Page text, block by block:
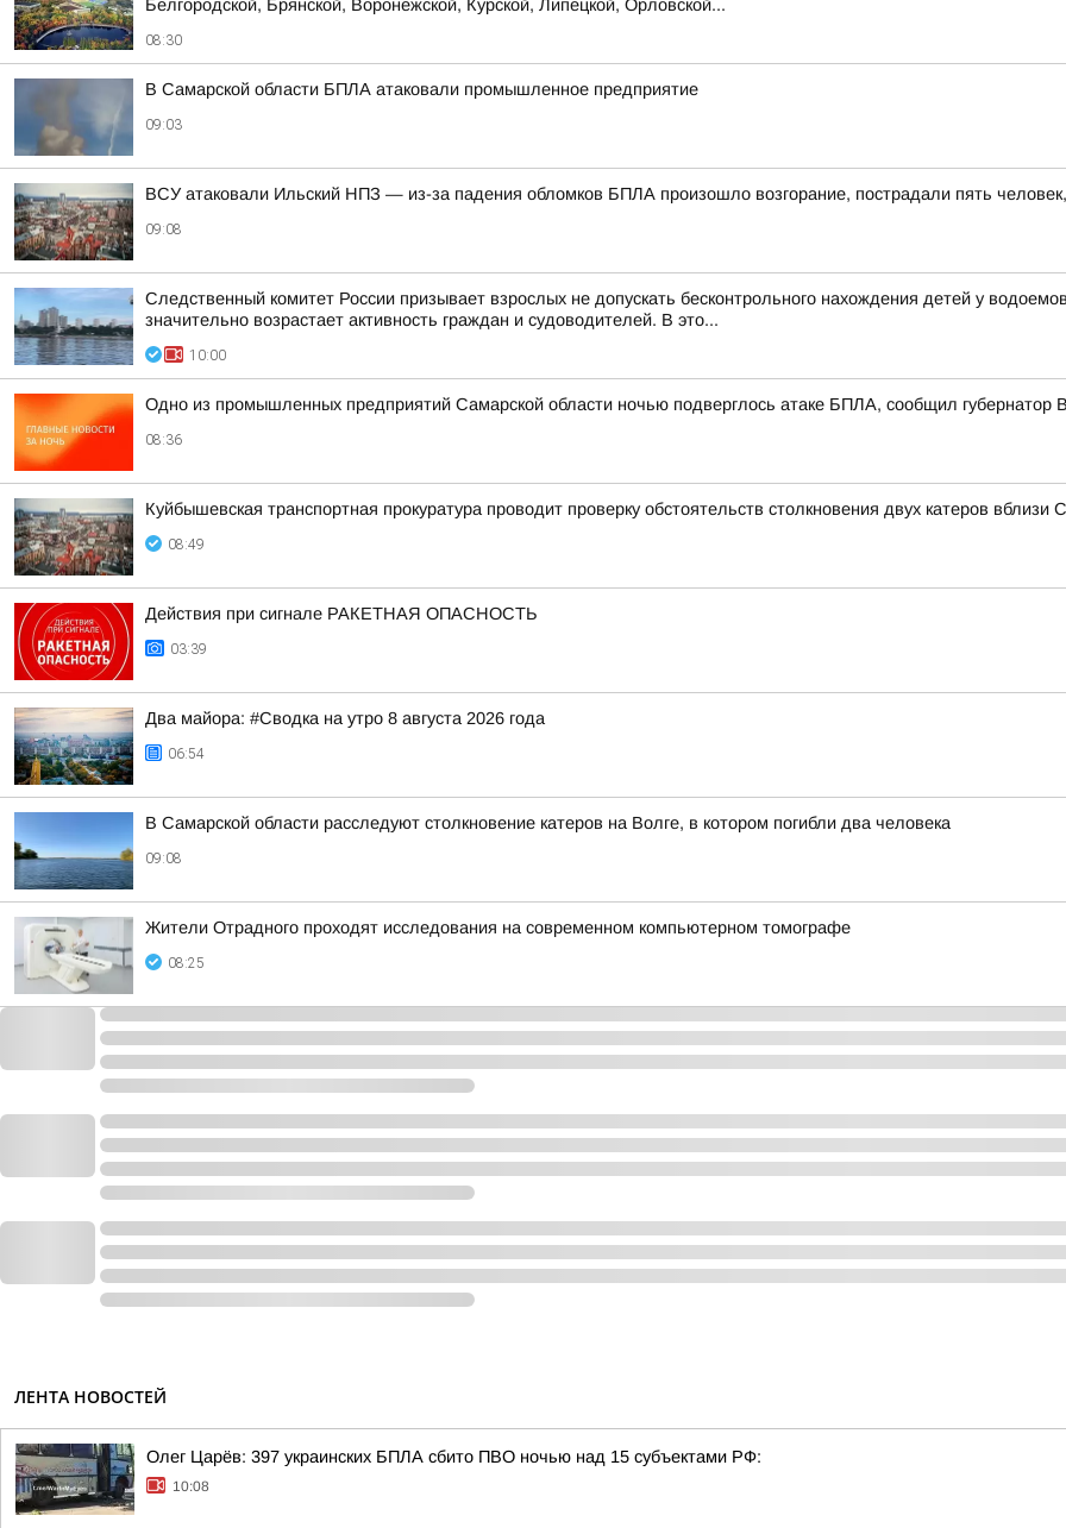
Белгородской, Брянской, Воронежской, Курской, Липецкой, Орловской...
08:30
В Самарской области БПЛА атаковали промышленное предприятие
09:03
ВСУ атаковали Ильский НПЗ — из-за падения обломков БПЛА произошло возгорание, пострадали пять
09:08
Следственный комитет России призывает взрослых не допускать бесконтрольного нахождения детей у
значительно возрастает активность граждан и судоводителей. В это...
10:00
Одно из промышленных предприятий Самарской области ночью подверглось атаке БПЛА, сообщил губернатор
08:36
Куйбышевская транспортная прокуратура проводит проверку обстоятельств столкновения двух катеров вблизи
08:49
Действия при сигнале РАКЕТНАЯ ОПАСНОСТЬ
03:39
Два майора: #Сводка на утро 8 августа 2026 года
06:54
В Самарской области расследуют столкновение катеров на Волге, в котором погибли два человека
09:08
Жители Отрадного проходят исследования на современном компьютерном томографе
08:25
ЛЕНТА НОВОСТЕЙ
Олег Царёв: 397 украинских БПЛА сбито ПВО ночью над 15 субъектами РФ:
10:08